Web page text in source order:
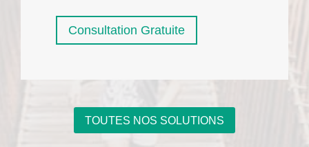
Consultation Gratuite
TOUTES NOS SOLUTIONS